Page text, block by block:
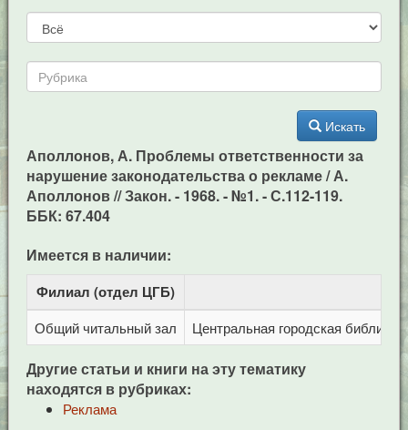
Искать
Аполлонов, А. Проблемы ответственности за
нарушение законодательства о рекламе / А.
Аполлонов // Закон. - 1968. - №1. - С.112-119.
ББК: 67.404
Имеется в наличии:
Филиал (отдел ЦГБ)
Общий читальный зал Центральная городская
Другие статьи и книги на эту тематику
находятся в рубриках:
Реклама